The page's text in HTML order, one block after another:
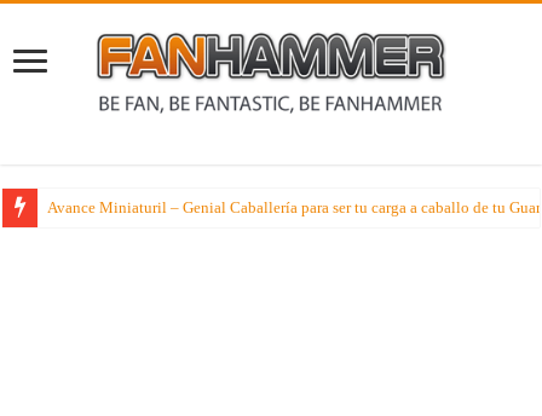
Avance Miniaturil – Genial Caballería para ser tu carga a caballo de tu